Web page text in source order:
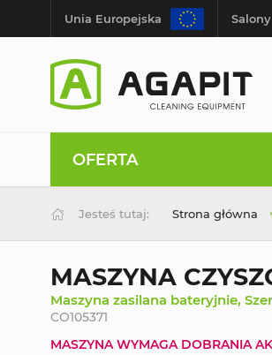
Unia Europejska
OFERTA
Jesteś tutaj: Strona główna
MASZYNA
Maszyna zasilana bateryjnie,
CO105371
MASZYNA WYMAGA DOBRANIA